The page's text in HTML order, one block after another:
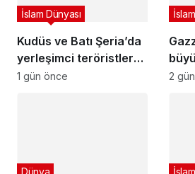
Kudüs ve Batı Şeria’da
yerleşimci teröristler
tarafından geniş çaplı
İslam Dünyası
1 gün önce 2